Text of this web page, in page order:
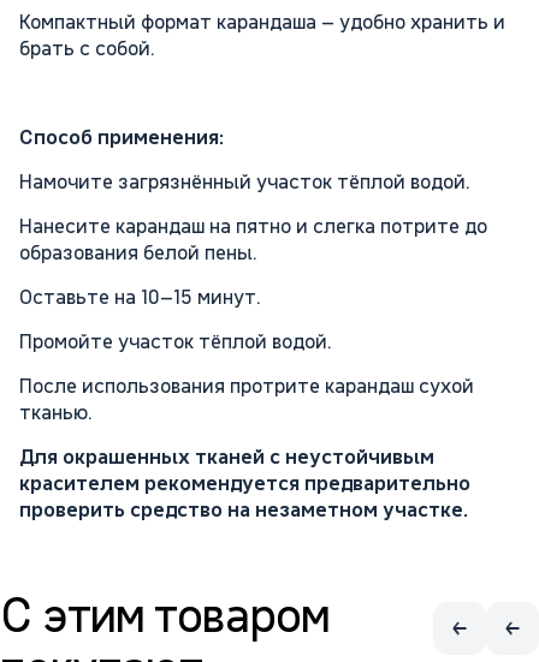
Компактный формат карандаша – удобно хранить и
брать с собой.
Способ применения:
Намочите загрязнённый участок тёплой водой.
Нанесите карандаш на пятно и слегка потрите до
образования белой пены.
Оставьте на 10–15 минут.
Промойте участок тёплой водой.
После использования протрите карандаш сухой
тканью.
Для окрашенных тканей с неустойчивым
красителем рекомендуется предварительно
проверить средство на незаметном участке.
С этим товаром